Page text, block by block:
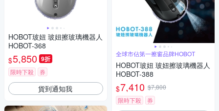
HOBOT玻妞 玻妞擦玻璃機器人
HOBOT-368
$5,850 9折
限時下殺 券
貨到通知我
全球市佔第一擦窗品牌HOBOT
HOBOT玻妞 玻妞擦玻璃機器人
HOBOT-388
$7,410 $7,800
限時下殺
券